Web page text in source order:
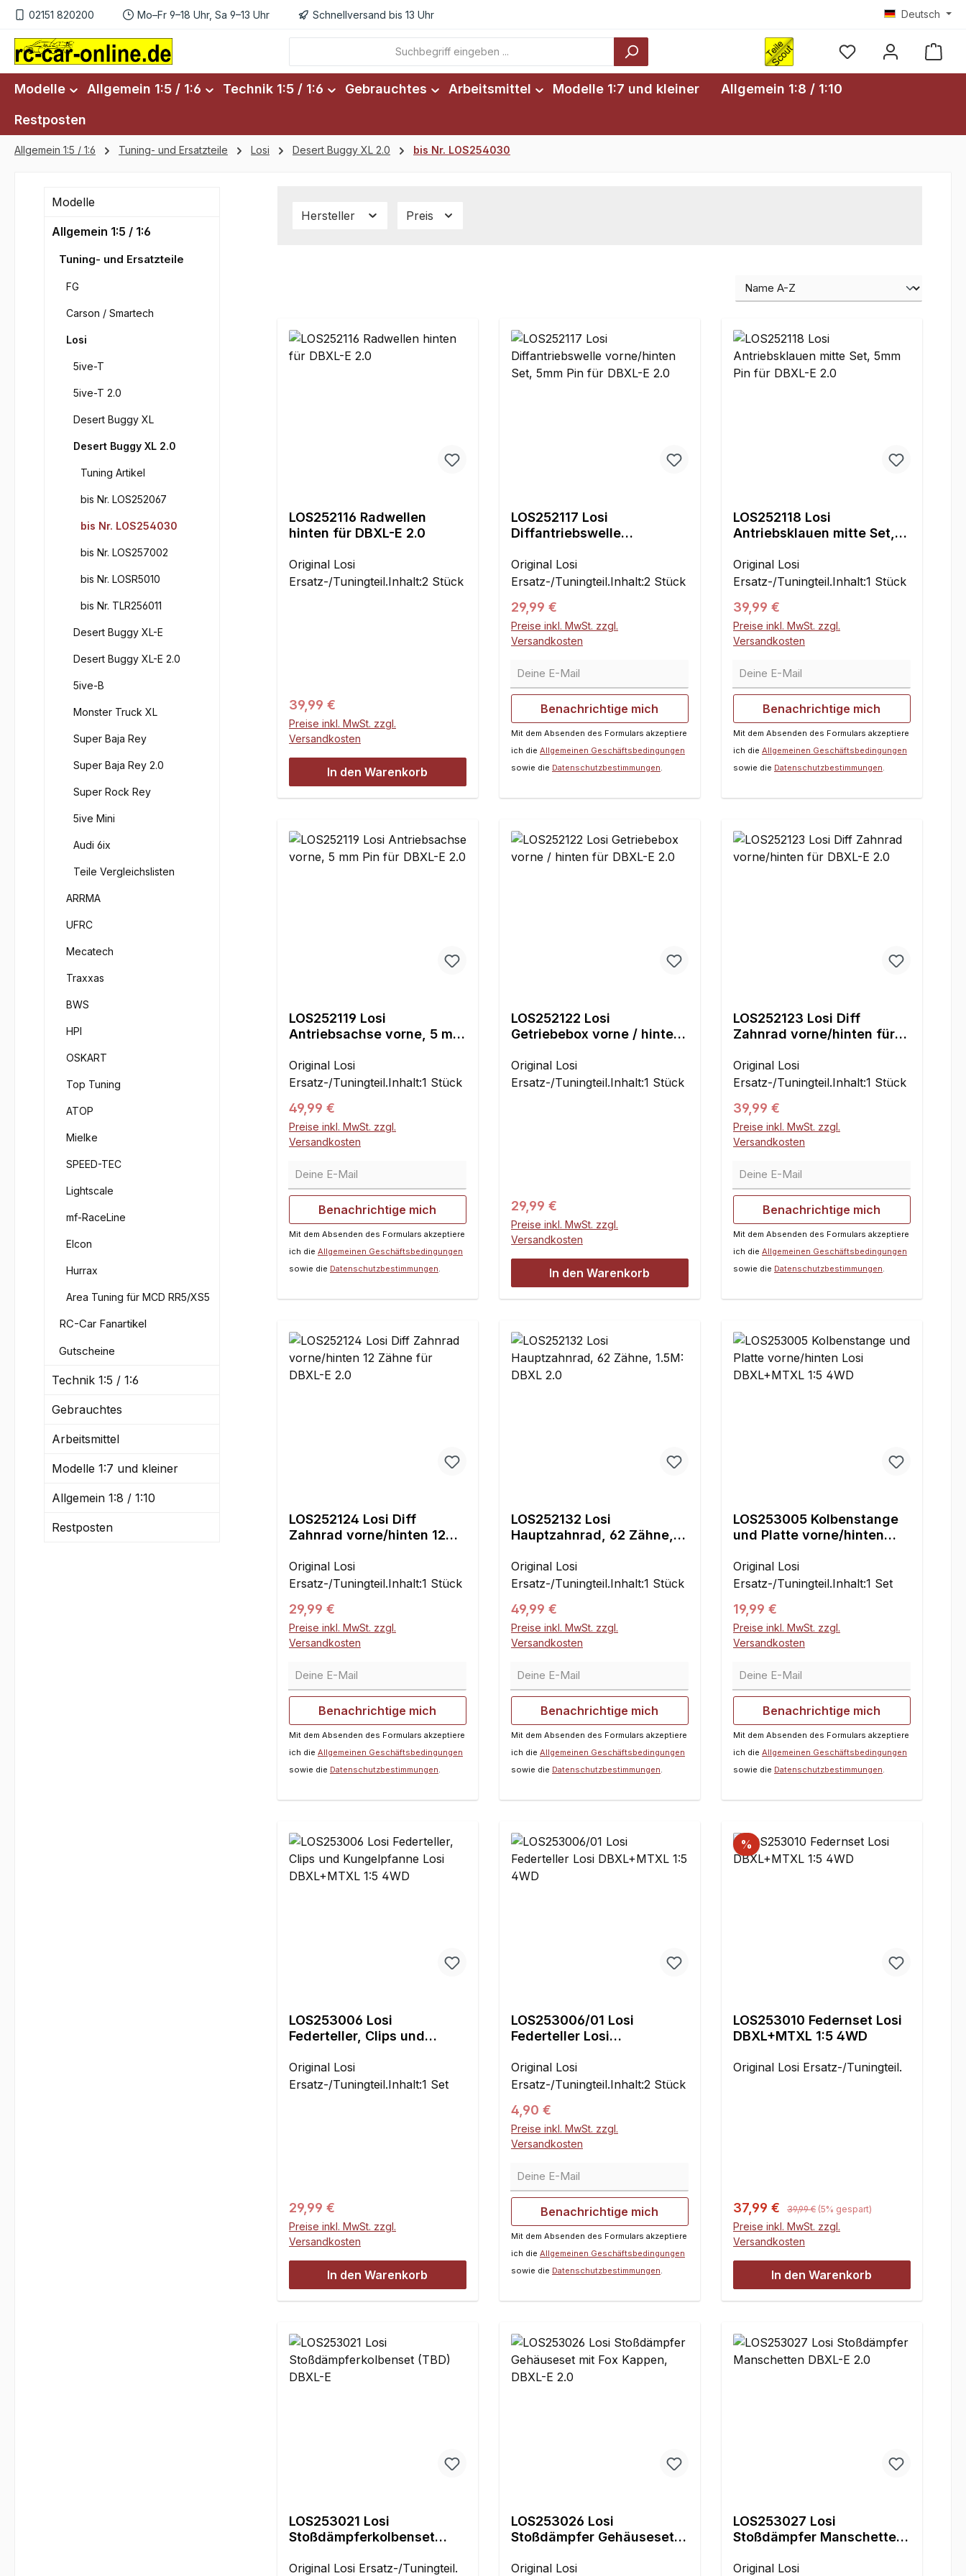
Hauptinhalt springen
Zur Suche springen
Zur Hauptnavigation springen
02151 820200 Mo–Fr 9–18 Uhr, Sa 9–13 Uhr Schnellversand bis 13 Uhr Deutsch
Modelle Allgemein 1:5 / 1:6 Technik 1:5 / 1:6 Gebrauchtes Arbeitsmittel Modelle 1:7 und kleiner Allgemein 1:8 / 1:10
Restposten
Allgemein 1:5 / 1:6 Tuning- und Ersatzteile Losi Desert Buggy XL 2.0 bis Nr. LOS254030
Modelle
Allgemein 1:5 / 1:6
Tuning- und Ersatzteile
FG
Carson / Smartech
Losi
5ive-T
5ive-T 2.0
Desert Buggy XL
Desert Buggy XL 2.0
Tuning Artikel
bis Nr. LOS252067
bis Nr. LOS254030
bis Nr. LOS257002
bis Nr. LOSR5010
bis Nr. TLR256011
Desert Buggy XL-E
Desert Buggy XL-E 2.0
5ive-B
Monster Truck XL
Super Baja Rey
Super Baja Rey 2.0
Super Rock Rey
5ive Mini
Audi 6ix
Teile Vergleichslisten
ARRMA
UFRC
Mecatech
Traxxas
BWS
HPI
OSKART
Top Tuning
ATOP
Mielke
SPEED-TEC
Lightscale
mf-RaceLine
Elcon
Hurrax
Area Tuning für MCD RR5/XS5
RC-Car Fanartikel
Gutscheine
Technik 1:5 / 1:6
Gebrauchtes
Arbeitsmittel
Modelle 1:7 und kleiner
Allgemein 1:8 / 1:10
Restposten
Hersteller Preis
LOS252116 Radwellen
hinten für DBXL-E 2.0
Original Losi
Ersatz-/Tuningteil.Inhalt:2 Stück
Regulärer Preis:
39,99 €
Preise inkl. MwSt. zzgl.
Versandkosten
In den Warenkorb
LOS252117 Losi
Diffantriebswelle
für DBXL-E 2.0
Original Losi
Ersatz-/Tuningteil.Inhalt:2 Stück
Regulärer Preis:
29,99 €
Preise inkl. MwSt. zzgl.
Versandkosten
Deine E-Mail
Benachrichtige mich
Mit dem Absenden des Formulars akzeptiere
ich die Allgemeinen Geschäftsbedingungen
sowie die Datenschutzbestimmungen.
LOS252118 Losi
Antriebsklauen mitte Set,
Original Losi
Ersatz-/Tuningteil.Inhalt:1 Stück
Regulärer Preis:
39,99 €
Preise inkl. MwSt. zzgl.
Versandkosten
Deine E-Mail
Benachrichtige mich
Mit dem Absenden des Formulars akzeptiere
ich die Allgemeinen Geschäftsbedingungen
sowie die Datenschutzbestimmungen.
LOS252119 Losi
Antriebsachse vorne, 5 mm
Original Losi
Ersatz-/Tuningteil.Inhalt:1 Stück
Regulärer Preis:
49,99 €
Preise inkl. MwSt. zzgl.
Versandkosten
Deine E-Mail
Benachrichtige mich
Mit dem Absenden des Formulars akzeptiere
ich die Allgemeinen Geschäftsbedingungen
sowie die Datenschutzbestimmungen.
LOS252122 Losi
Getriebebox vorne / hinten
Original Losi
Ersatz-/Tuningteil.Inhalt:1 Stück
Regulärer Preis:
29,99 €
Preise inkl. MwSt. zzgl.
Versandkosten
In den Warenkorb
LOS252123 Losi Diff
Zahnrad vorne/hinten für
Original Losi
Ersatz-/Tuningteil.Inhalt:1 Stück
Regulärer Preis:
39,99 €
Preise inkl. MwSt. zzgl.
Versandkosten
Deine E-Mail
Benachrichtige mich
Mit dem Absenden des Formulars akzeptiere
ich die Allgemeinen Geschäftsbedingungen
sowie die Datenschutzbestimmungen.
LOS252124 Losi Diff
Zahnrad vorne/hinten 12
Original Losi
Ersatz-/Tuningteil.Inhalt:1 Stück
Regulärer Preis:
29,99 €
Preise inkl. MwSt. zzgl.
Versandkosten
Deine E-Mail
Benachrichtige mich
Mit dem Absenden des Formulars akzeptiere
ich die Allgemeinen Geschäftsbedingungen
sowie die Datenschutzbestimmungen.
LOS252132 Losi
Hauptzahnrad, 62 Zähne,
Original Losi
Ersatz-/Tuningteil.Inhalt:1 Stück
Regulärer Preis:
49,99 €
Preise inkl. MwSt. zzgl.
Versandkosten
Deine E-Mail
Benachrichtige mich
Mit dem Absenden des Formulars akzeptiere
ich die Allgemeinen Geschäftsbedingungen
sowie die Datenschutzbestimmungen.
LOS253005 Kolbenstange
und Platte vorne/hinten
Original Losi
Ersatz-/Tuningteil.Inhalt:1 Set
Regulärer Preis:
19,99 €
Preise inkl. MwSt. zzgl.
Versandkosten
Deine E-Mail
Benachrichtige mich
Mit dem Absenden des Formulars akzeptiere
ich die Allgemeinen Geschäftsbedingungen
sowie die Datenschutzbestimmungen.
LOS253006 Losi
Federteller, Clips und
DBXL+MTXL 1:5 4WD
Original Losi
Ersatz-/Tuningteil.Inhalt:1 Set
Regulärer Preis:
29,99 €
Preise inkl. MwSt. zzgl.
Versandkosten
In den Warenkorb
LOS253006/01 Losi
Federteller Losi
Original Losi
Ersatz-/Tuningteil.Inhalt:2 Stück
Regulärer Preis:
4,90 €
Preise inkl. MwSt. zzgl.
Versandkosten
Deine E-Mail
Benachrichtige mich
Mit dem Absenden des Formulars akzeptiere
ich die Allgemeinen Geschäftsbedingungen
sowie die Datenschutzbestimmungen.
%
LOS253010 Federnset Losi
DBXL+MTXL 1:5 4WD
Original Losi Ersatz-/Tuningteil.
Verkaufspreis:
37,99 € Regulärer Preis:
39,99 € (5% gespart)
Preise inkl. MwSt. zzgl.
Versandkosten
In den Warenkorb
LOS253021 Losi
Stoßdämpferkolbenset
Original Losi Ersatz-/Tuningteil.
LOS253026 Losi
Stoßdämpfer Gehäuseset
Original Losi
LOS253027 Losi
Stoßdämpfer Manschetten
Original Losi